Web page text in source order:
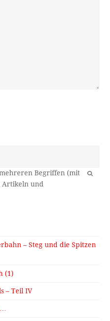
OK
– Steg und die Spitzen
(1)
– Teil IV